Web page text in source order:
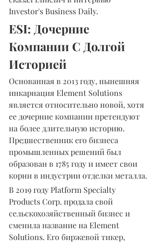
Investor's Business Daily.
ESI: Дочерние
Компании С Долгой
Историей
Основанная в 2013 году, нынешняя
инкарнация Element Solutions
является относительно новой, хотя
ее дочерние компании претендуют
на более длительную историю.
Предшественник его бизнеса
промышленных решений был
образован в 1785 году и имеет свои
корни в индустрии отделки металла.
В 2019 году Platform Specialty
Products Corp. продала свой
сельскохозяйственный бизнес и
сменила название на Element
Solutions. Его биржевой тикер,